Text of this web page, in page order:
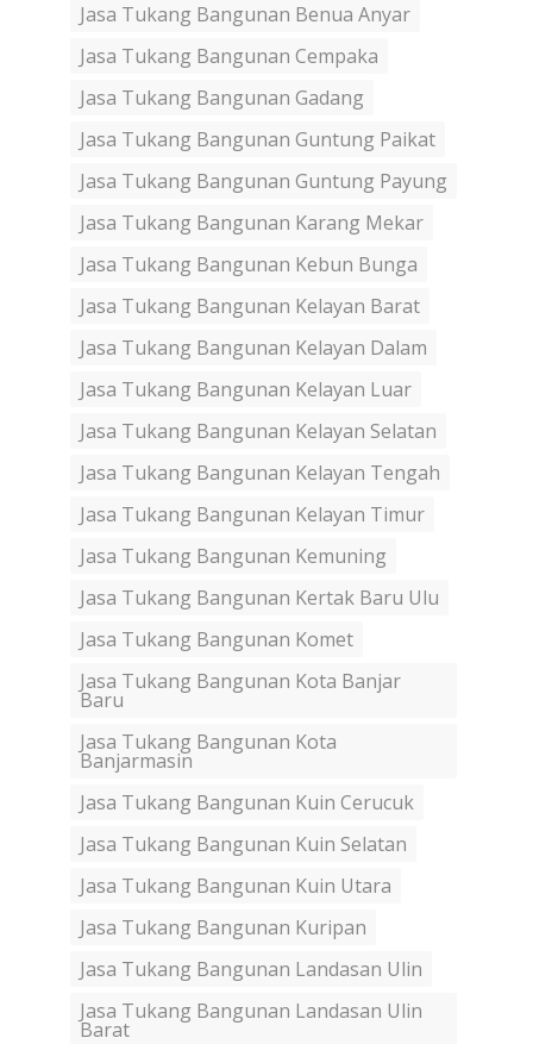
Jasa Tukang Bangunan Benua Anyar
Jasa Tukang Bangunan Cempaka
Jasa Tukang Bangunan Gadang
Jasa Tukang Bangunan Guntung Paikat
Jasa Tukang Bangunan Guntung Payung
Jasa Tukang Bangunan Karang Mekar
Jasa Tukang Bangunan Kebun Bunga
Jasa Tukang Bangunan Kelayan Barat
Jasa Tukang Bangunan Kelayan Dalam
Jasa Tukang Bangunan Kelayan Luar
Jasa Tukang Bangunan Kelayan Selatan
Jasa Tukang Bangunan Kelayan Tengah
Jasa Tukang Bangunan Kelayan Timur
Jasa Tukang Bangunan Kemuning
Jasa Tukang Bangunan Kertak Baru Ulu
Jasa Tukang Bangunan Komet
Jasa Tukang Bangunan Kota Banjar
Baru
Jasa Tukang Bangunan Kota
Banjarmasin
Jasa Tukang Bangunan Kuin Cerucuk
Jasa Tukang Bangunan Kuin Selatan
Jasa Tukang Bangunan Kuin Utara
Jasa Tukang Bangunan Kuripan
Jasa Tukang Bangunan Landasan Ulin
Jasa Tukang Bangunan Landasan Ulin
Barat